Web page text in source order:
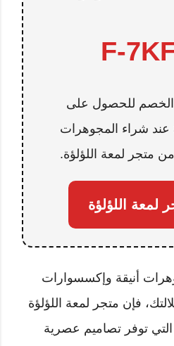
F-
الخصم للحصول على
شراء المجوهرات
متجر لمعة اللؤلؤة.
لمعة اللؤلؤة
أنيقة وإكسسوارات
فإن متجر لمعة اللؤلؤة
التي توفر تصاميم عصرية